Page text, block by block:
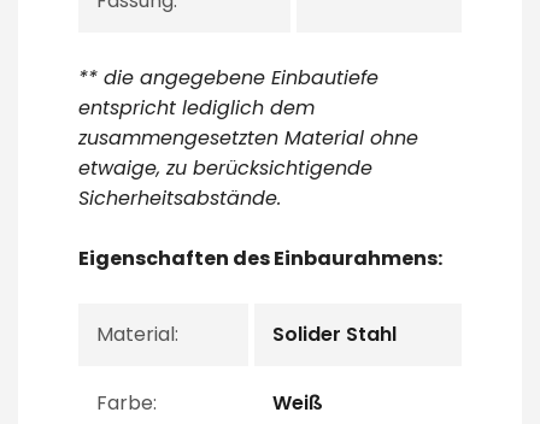
** die angegebene Einbautiefe
entspricht lediglich dem
zusammengesetzten Material ohne
etwaige, zu berücksichtigende
Sicherheitsabstände.
Eigenschaften des Einbaurahmens:
Material: Solider Stahl
Farbe: Weiß